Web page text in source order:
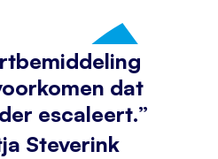
dat
escaleert.”
Steverink